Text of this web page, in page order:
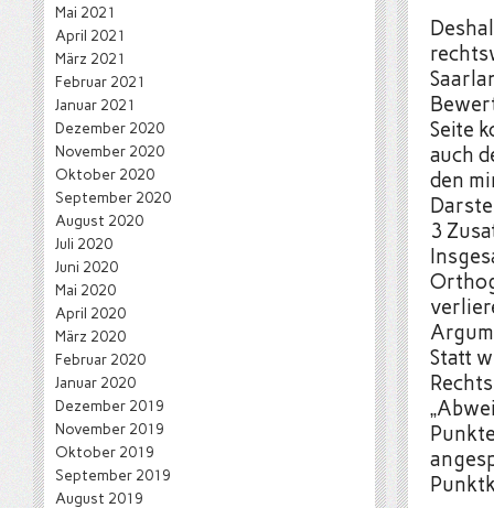
Seite
auch
den
3
Statt
Mai 2021
April 2021
März 2021
Februar 2021
Januar 2021
Dezember 2020
November 2020
Oktober 2020
September 2020
August 2020
Juli 2020
Juni 2020
Mai 2020
April 2020
März 2020
Februar 2020
Januar 2020
Dezember 2019
November 2019
Oktober 2019
September 2019
August 2019